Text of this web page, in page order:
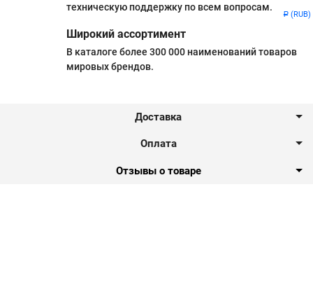
Р (RUB)
техническую поддержку по всем вопросам.
Широкий ассортимент
В каталоге более 300 000 наименований товаров
мировых брендов.
Доставка
Оплата
Отзывы о товаре